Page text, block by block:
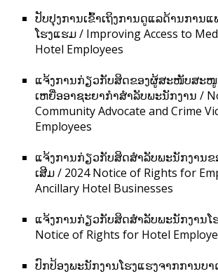
ປັບປຸງການເຂົ້າເຖິງການດູແລດ້ານການ
ໂຮງແຮມ / Improving Access to
Hotel Employees
ແຈ້ງການກ່ຽວກັບສິດຂອງຜູ້ສະໜັບສະ
ເຫຍື່ອອາຊະຍາກຳສຳລັບພະນັກງານ /
Community Advocate and Crime
Employees
ແຈ້ງການກ່ຽວກັບສິດສຳລັບພະນັກງານຂ
ເສີມ / 2024 Notice of Rights for
Ancillary Hotel Businesses
ແຈ້ງການກ່ຽວກັບສິດສຳລັບພະນັກງານໂ
Notice of Rights for Hotel
ປົກປ້ອງພະນັກງານໂຮງແຮງຈາກການບາ